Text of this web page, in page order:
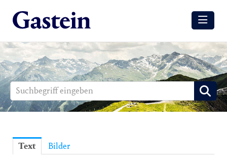
Meldungen
Winter
Media
Text Bilder